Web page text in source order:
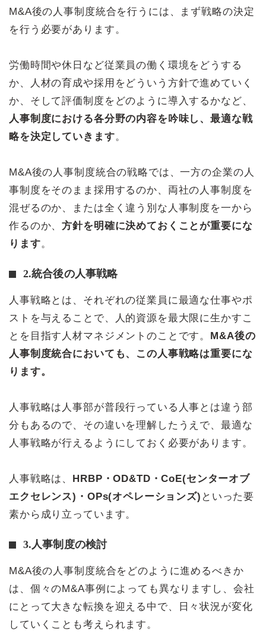
M&A後の人事制度統合を行うには、まず戦略の決定
を行う必要があります。
労働時間や休日など従業員の働く環境をどうする
か、人材の育成や採用をどういう方針で進めていく
か、そして評価制度をどのように導入するかなど、
人事制度における各分野の内容を吟味し、最適な戦
略を決定していきます。
M&A後の人事制度統合の戦略では、一方の企業の人
事制度をそのまま採用するのか、両社の人事制度を
混ぜるのか、または全く違う別な人事制度を一から
作るのか、方針を明確に決めておくことが重要にな
ります。
2.統合後の人事戦略
人事戦略とは、それぞれの従業員に最適な仕事やポ
ストを与えることで、人的資源を最大限に生かすこ
とを目指す人材マネジメントのことです。 M&A後の
人事制度統合においても、この人事戦略は重要にな
ります。
人事戦略は人事部が普段行っている人事とは違う部
分もあるので、その違いを理解したうえで、最適な
人事戦略が行えるようにしておく必要があります。
人事戦略は、 HRBP・OD&TD・CoE(センターオブ
エクセレンス)・OPs(オペレーションズ) といった要
素から成り立っています。
3.人事制度の検討
M&A後の人事制度統合をどのように進めるべきか
は、個々のM&A事例によっても異なりますし、会社
にとって大きな転換を迎える中で、日々状況が変化
していくことも考えられます。